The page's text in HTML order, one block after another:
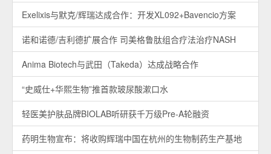
Exelixis与默克/辉瑞达成合作：开发XL092+Bavencio方案
诺和诺德/吉利德扩展合作 司美格鲁肽组合疗法治疗NASH
Anima Biotech与武田（Takeda）达成战略合作
“史威仕+华熙生物”推首款玻尿酸漱口水
轻医美护肤品牌BIOLAB听研获千万级Pre-A轮融资
药明生物宣布：将收购辉瑞中国在杭州的生物制药生产基地